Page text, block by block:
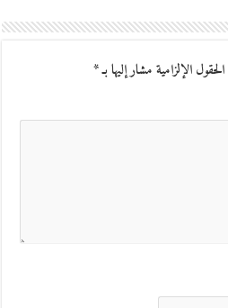
الحقول الإلزامية مشار إليها بـ*